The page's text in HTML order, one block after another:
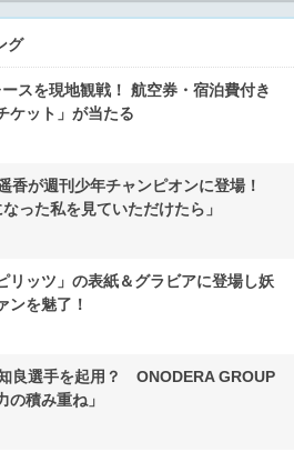
グ
スを現地観戦！ 航空券・宿泊費付き
ケット」が当たる
香が週刊少年チャンピオンに登場！
なった私を見ていただけたら」
リッツ」の表紙＆グラビアに登場し妖
ンを魅了！
良選手を起用？ ONODERA GROUP
の積み重ね」